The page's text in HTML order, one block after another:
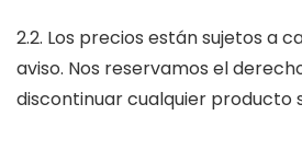
2.2. Los precios están sujetos a
aviso. Nos reservamos el
discontinuar cualquier producto